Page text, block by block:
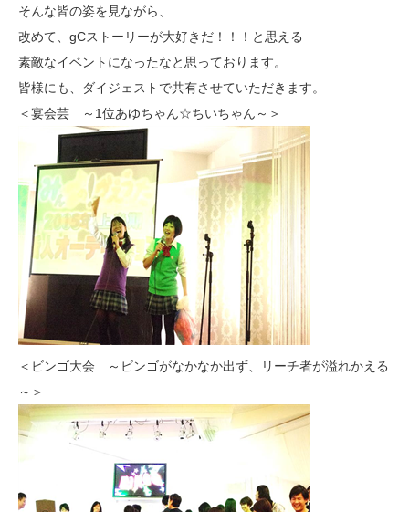
そんな皆の姿を見ながら、
改めて、gCストーリーが大好きだ！！！と思える
素敵なイベントになったなと思っております。
皆様にも、ダイジェストで共有させていただきます。
＜宴会芸 ～1位あゆちゃん☆ちいちゃん～＞
＜ビンゴ大会 ～ビンゴがなかなか出ず、リーチ者が溢れかえる
～＞